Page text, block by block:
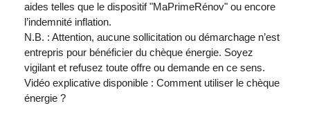
aides telles que le dispositif "MaPrimeRénov" ou encore
l’indemnité inflation.
N.B. : Attention, aucune sollicitation ou démarchage n’est
entrepris pour bénéficier du chèque énergie. Soyez
vigilant et refusez toute offre ou demande en ce sens.
Vidéo explicative disponible : Comment utiliser le chèque
énergie ?